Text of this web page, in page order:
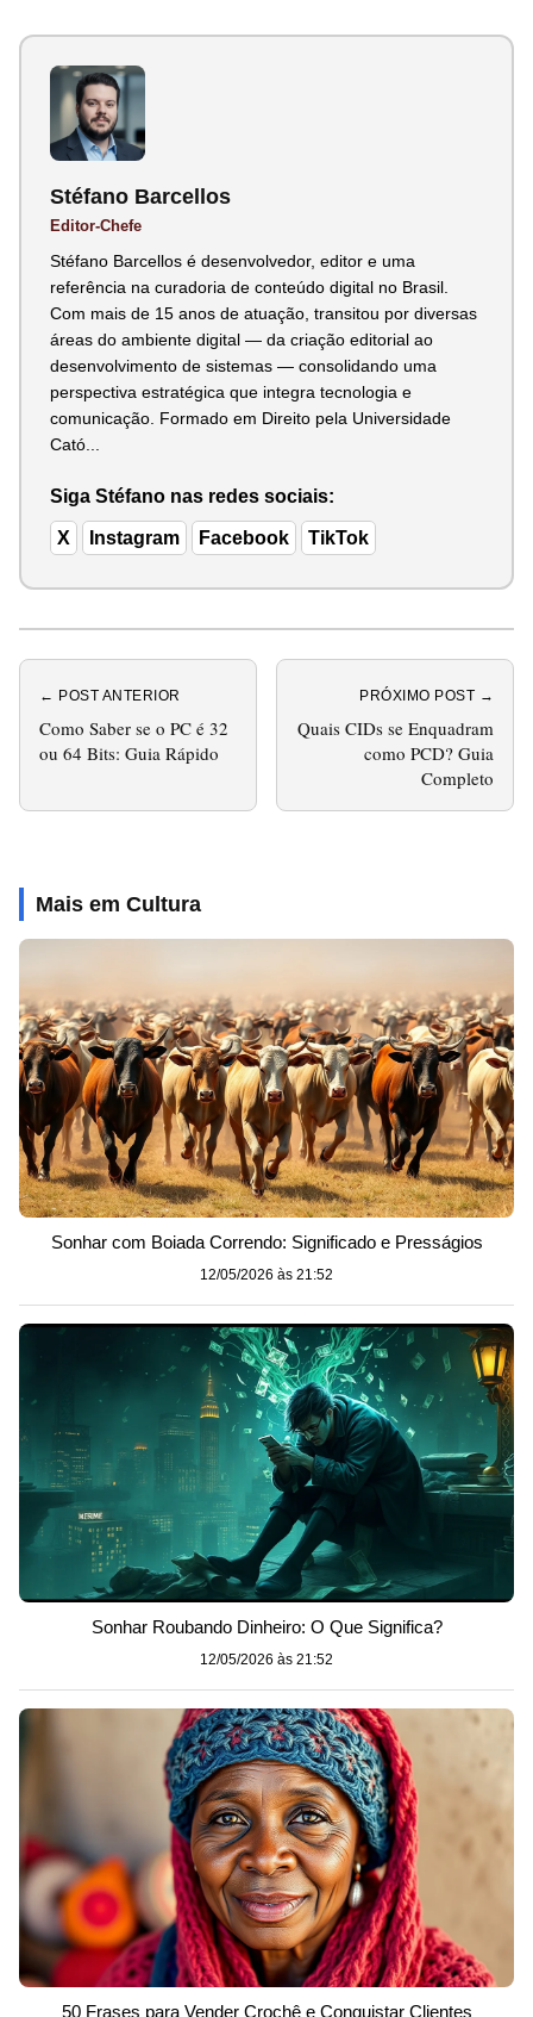
Stéfano Barcellos
Editor-Chefe
Stéfano Barcellos é desenvolvedor, editor e uma
referência na curadoria de conteúdo digital no Brasil.
Com mais de 15 anos de atuação, transitou por diversas
áreas do ambiente digital — da criação editorial ao
desenvolvimento de sistemas — consolidando uma
perspectiva estratégica que integra tecnologia e
comunicação. Formado em Direito pela Universidade
Cató...
Siga Stéfano nas redes sociais:
X Instagram Facebook TikTok
← POST ANTERIOR
Como Saber se o PC é 32
ou 64 Bits: Guia Rápido
PRÓXIMO POST →
Quais CIDs se Enquadram
como PCD? Guia
Completo
Mais em Cultura
Sonhar com Boiada Correndo: Significado e Presságios
12/05/2026 às 21:52
Sonhar Roubando Dinheiro: O Que Significa?
12/05/2026 às 21:52
50 Frases para Vender Crochê e Conquistar Clientes